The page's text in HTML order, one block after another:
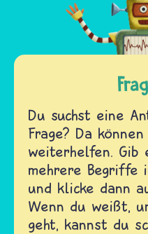
Du suchst eine
Frage? Da
weiterhelfen. Gib
mehrere Begriffe
und klicke dann
Wenn du weißt,
geht, kannst du